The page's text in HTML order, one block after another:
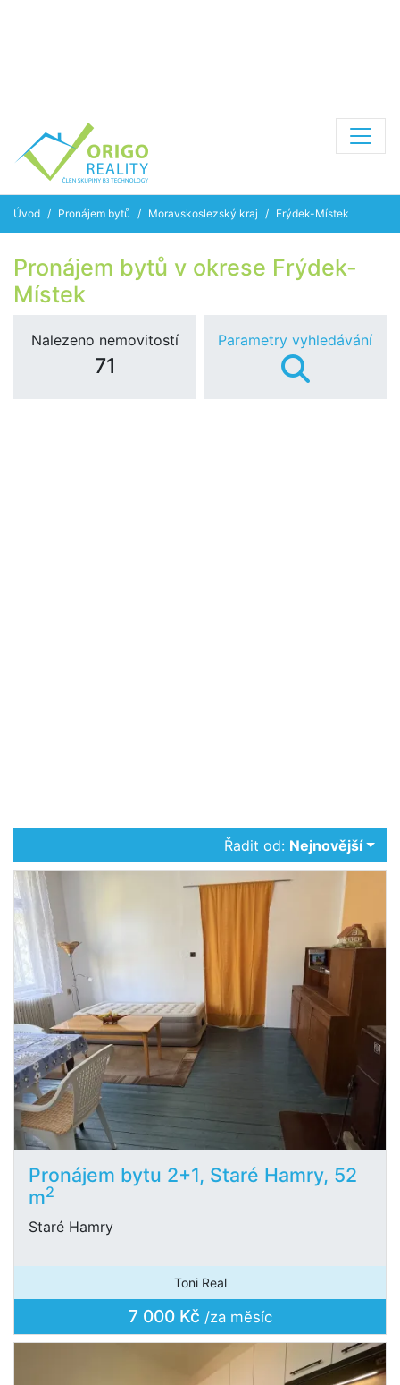
Úvod Pronájem bytů Moravskoslezský kraj Frýdek-Místek
Pronájem bytů v okrese Frýdek-
Místek
Nalezeno nemovitostí
71
Parametry vyhledávání
Řadit od: Nejnovější
Pronájem bytu 2+1, Staré Hamry, 52
m2
Staré Hamry
Toni Real
7 000 Kč /za měsíc